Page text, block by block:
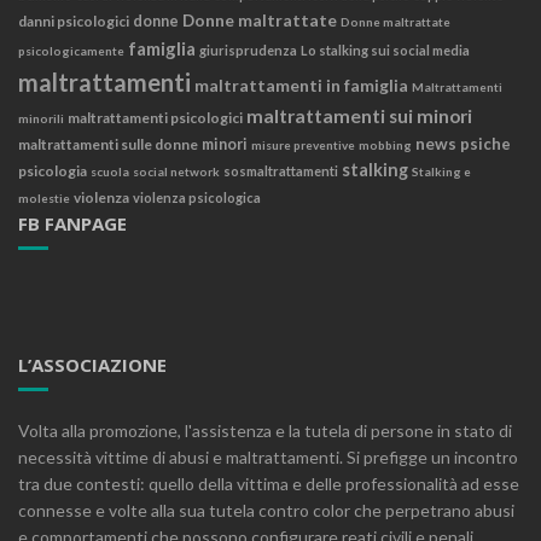
danni psicologici donne Donne maltrattate Donne maltrattate
psicologicamente famiglia giurisprudenza Lo stalking sui social media
maltrattamenti maltrattamenti in famiglia Maltrattamenti
minorili maltrattamenti psicologici maltrattamenti sui minori
maltrattamenti sulle donne minori misure preventive mobbing news psiche
psicologia scuola social network sosmaltrattamenti stalking Stalking e
molestie violenza violenza psicologica
FB FANPAGE
L’ASSOCIAZIONE
Volta alla promozione, l'assistenza e la tutela di persone in stato di
necessità vittime di abusi e maltrattamenti. Si prefigge un incontro
tra due contesti: quello della vittima e delle professionalità ad esse
connesse e volte alla sua tutela contro color che perpetrano abusi
e comportamenti che possono configurare reati civili e penali.